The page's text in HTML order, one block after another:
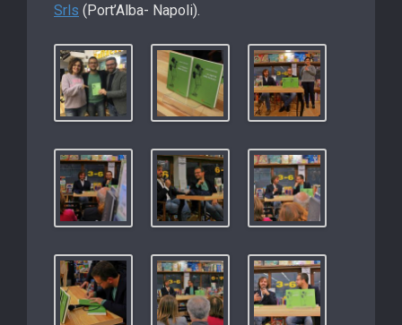
Srls (Port’Alba- Napoli).